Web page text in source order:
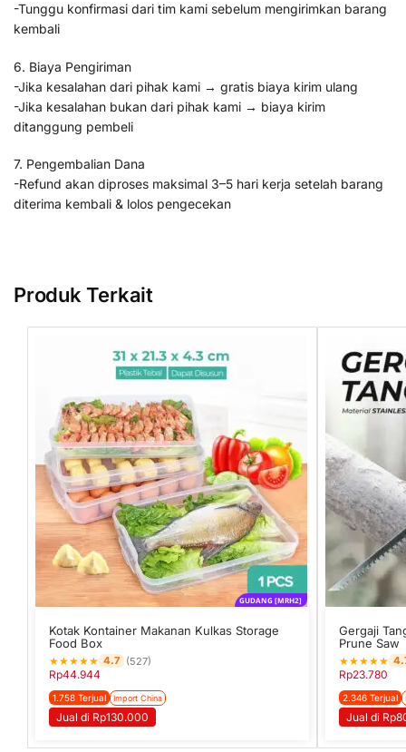
-Tunggu konfirmasi dari tim kami sebelum mengirimkan barang
kembali
6. Biaya Pengiriman
-Jika kesalahan dari pihak kami → gratis biaya kirim ulang
-Jika kesalahan bukan dari pihak kami → biaya kirim
ditanggung pembeli
7. Pengembalian Dana
-Refund akan diproses maksimal 3–5 hari kerja setelah barang
diterima kembali & lolos pengecekan
Produk Terkait
GUDANG [MRH2]
Kotak Kontainer Makanan Kulkas Storage
Food Box
★★★★★ 4.7 (527)
Rp44.944
1.758 Terjual Import China
Jual di Rp130.000
Gergaji
Prune Saw
★★★★★
Rp23.780
2.346 Terjual
Jual di